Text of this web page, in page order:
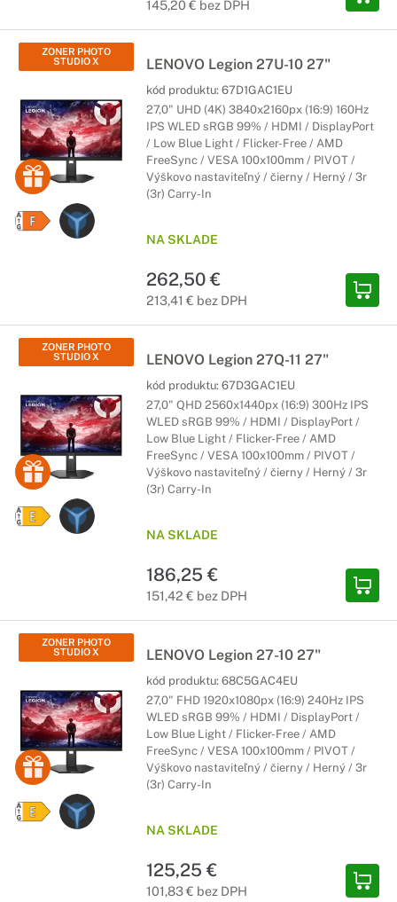
145,20 € bez DPH
ZONER PHOTO
STUDIO X
LENOVO Legion 27U-10 27"
kód produktu: 67D1GAC1EU
27,0" UHD (4K) 3840x2160px (16:9) 160Hz
IPS WLED sRGB 99% / HDMI / DisplayPort
/ Low Blue Light / Flicker-Free / AMD
FreeSync / VESA 100x100mm / PIVOT /
Výškovo nastaviteľný / čierny / Herný / 3r
(3r) Carry-In
NA SKLADE
262,50 €
213,41 € bez DPH
ZONER PHOTO
STUDIO X
LENOVO Legion 27Q-11 27"
kód produktu: 67D3GAC1EU
27,0" QHD 2560x1440px (16:9) 300Hz IPS
WLED sRGB 99% / HDMI / DisplayPort /
Low Blue Light / Flicker-Free / AMD
FreeSync / VESA 100x100mm / PIVOT /
Výškovo nastaviteľný / čierny / Herný / 3r
(3r) Carry-In
NA SKLADE
186,25 €
151,42 € bez DPH
ZONER PHOTO
STUDIO X
LENOVO Legion 27-10 27"
kód produktu: 68C5GAC4EU
27,0" FHD 1920x1080px (16:9) 240Hz IPS
WLED sRGB 99% / HDMI / DisplayPort /
Low Blue Light / Flicker-Free / AMD
FreeSync / VESA 100x100mm / PIVOT /
Výškovo nastaviteľný / čierny / Herný / 3r
(3r) Carry-In
NA SKLADE
125,25 €
101,83 € bez DPH